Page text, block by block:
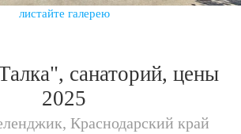
листайте галерею
санаторий, цены
2025
Краснодарский край